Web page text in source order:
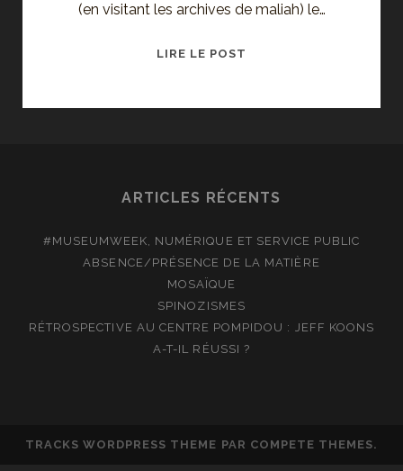
(en visitant les archives de maliah) le…
LIRE LE POST
ARTICLES RÉCENTS
#MUSEUMWEEK, NUMÉRIQUE ET SERVICE PUBLIC
ABSENCE/PRÉSENCE DE LA MATIÈRE
MOSAÏQUE
SPINOZISMES
RÉTROSPECTIVE AU CENTRE POMPIDOU : JEFF KOONS
A-T-IL RÉUSSI ?
TRACKS WORDPRESS THEME PAR COMPETE THEMES.